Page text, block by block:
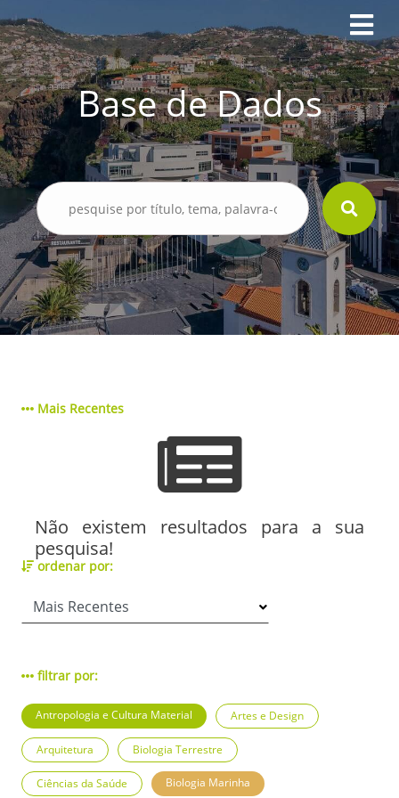
Base de Dados
Mais Recentes
Não existem resultados para a sua
pesquisa!
ordenar por:
filtrar por:
Antropologia e Cultura Material Artes e Design
Arquitetura Biologia Terrestre
Ciências da Saúde Biologia Marinha